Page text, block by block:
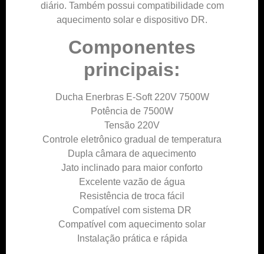
diário. Também possui compatibilidade com
aquecimento solar e dispositivo DR.
Componentes
principais:
Ducha Enerbras E-Soft 220V 7500W
Potência de 7500W
Tensão 220V
Controle eletrônico gradual de temperatura
Dupla câmara de aquecimento
Jato inclinado para maior conforto
Excelente vazão de água
Resistência de troca fácil
Compatível com sistema DR
Compatível com aquecimento solar
Instalação prática e rápida